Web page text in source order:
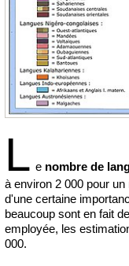
L e nombre de
à environ 2 000 pour
d'une certaine
beaucoup sont en fait
employée, les
000.